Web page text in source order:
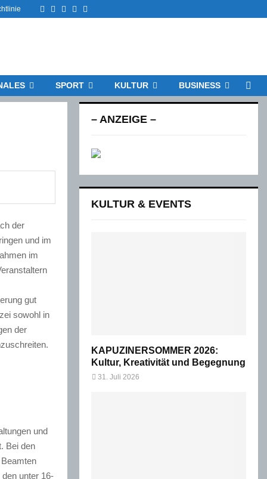
Facebook
TwitterInstagram
Email
SPORT KULTUR BUSINESS
der
und im
im
gut
sowohl in
der
und
Bei den
unter 16-
– ANZEIGE –
KULTUR & EVENTS
KAPUZINERSOMMER 2026:
Kultur, Kreativität und Begegnung
31. Juli 2026